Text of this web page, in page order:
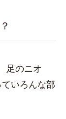
足のニオ
いろんな部